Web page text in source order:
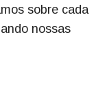
sobre cada
nossas